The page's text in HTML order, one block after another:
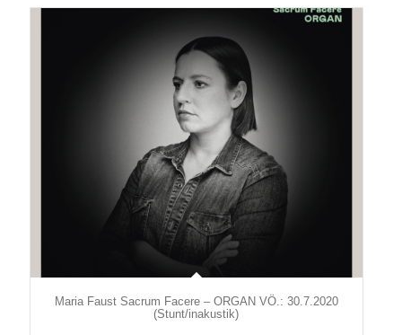
Maria Faust Sacrum Facere – ORGAN VÖ.: 30.7.2020
(Stunt/inakustik)